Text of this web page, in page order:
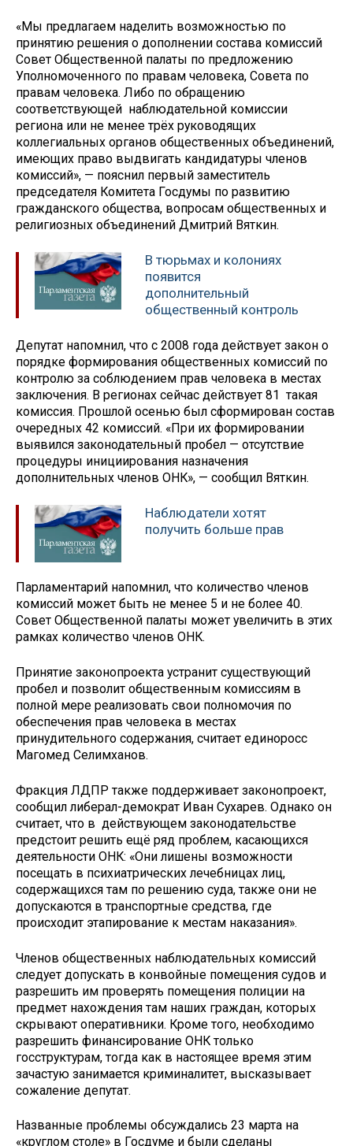
«Мы предлагаем наделить возможностью по
принятию решения о дополнении состава комиссий
Совет Общественной палаты по предложению
Уполномоченного по правам человека, Совета по
правам человека. Либо по обращению
соответствующей наблюдательной комиссии
региона или не менее трёх руководящих
коллегиальных органов общественных объединений,
имеющих право выдвигать кандидатуры членов
комиссий», — пояснил первый заместитель
председателя Комитета Госдумы по развитию
гражданского общества, вопросам общественных и
религиозных объединений Дмитрий Вяткин.
В тюрьмах и колониях
появится
дополнительный
общественный контроль
Депутат напомнил, что с 2008 года действует закон о
порядке формирования общественных комиссий по
контролю за соблюдением прав человека в местах
заключения. В регионах сейчас действует 81 такая
комиссия. Прошлой осенью был сформирован состав
очередных 42 комиссий. «При их формировании
выявился законодательный пробел — отсутствие
процедуры инициирования назначения
дополнительных членов ОНК», — сообщил Вяткин.
Наблюдатели хотят
получить больше прав
Парламентарий напомнил, что количество членов
комиссий может быть не менее 5 и не более 40.
Совет Общественной палаты может увеличить в этих
рамках количество членов ОНК.
Принятие законопроекта устранит существующий
пробел и позволит общественным комиссиям в
полной мере реализовать свои полномочия по
обеспечения прав человека в местах
принудительного содержания, считает единоросс
Магомед Селимханов.
Фракция ЛДПР также поддерживает законопроект,
сообщил либерал-демократ Иван Сухарев. Однако он
считает, что в действующем законодательстве
предстоит решить ещё ряд проблем, касающихся
деятельности ОНК: «Они лишены возможности
посещать в психиатрических лечебницах лиц,
содержащихся там по решению суда, также они не
допускаются в транспортные средства, где
происходит этапирование к местам наказания».
Членов общественных наблюдательных комиссий
следует допускать в конвойные помещения судов и
разрешить им проверять помещения полиции на
предмет нахождения там наших граждан, которых
скрывают оперативники. Кроме того, необходимо
разрешить финансирование ОНК только
госструктурам, тогда как в настоящее время этим
зачастую занимается криминалитет, высказывает
сожаление депутат.
Названные проблемы обсуждались 23 марта на
«круглом столе» в Госдуме и были сделаны